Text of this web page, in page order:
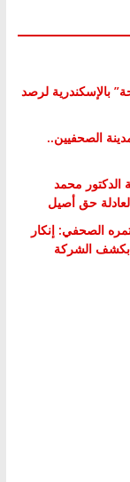
بالإسكندرية لرصد
الصحفيين..
الدكتور محمد
حق أصيل
الصحفي: إنكار
بكشف الشركة